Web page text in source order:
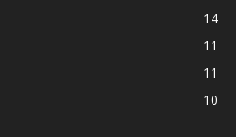
14
11
11
10